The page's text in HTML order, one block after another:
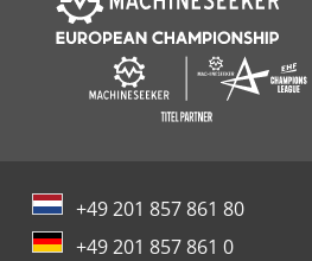
+49 201 857 861 80
+49 201 857 861 0